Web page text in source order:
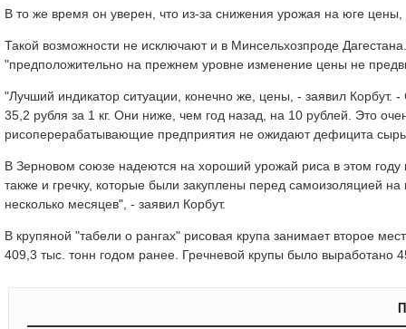
В то же время он уверен, что из-за снижения урожая на юге цены,
Такой возможности не исключают и в Минсельхозпроде
"предположительно на прежнем уровне изменение цены не
"Лучший индикатор ситуации, конечно же, цены, - заявил
35,2 рубля за 1 кг. Они ниже, чем год назад, на 10 рублей. Это
рисоперерабатывающие предприятия не ожидают дефицита
В Зерновом союзе надеются на хороший урожай риса в этом
также и гречку, которые были закуплены перед самоизоляцией
несколько месяцев", - заявил Корбут.
В крупяной "табели о рангах" рисовая крупа занимает второе
409,3 тыс. тонн годом ранее. Гречневой крупы было выработано